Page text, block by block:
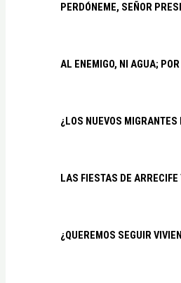
PERDÓNEME, SEÑOR
AL ENEMIGO, NI AGUA;
¿LOS NUEVOS
LAS FIESTAS DE
¿QUEREMOS SEGUIR